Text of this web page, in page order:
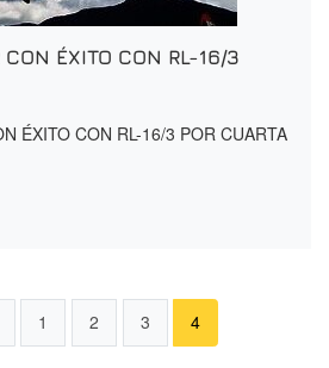
CON ÉXITO CON RL-16/3
ÉXITO CON RL-16/3 POR CUARTA
1 2 3 4